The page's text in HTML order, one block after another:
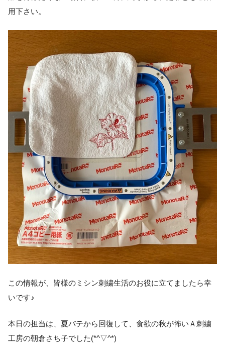
用下さい。
この情報が、皆様のミシン刺繍生活のお役に立てましたら幸
いです♪
本日の担当は、夏バテから回復して、食欲の秋が怖いＡ刺繍
工房の朝倉さち子でした(*^▽^*)